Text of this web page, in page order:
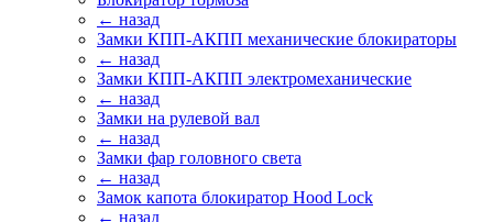
← назад
Замки КПП-АКПП механические блокираторы
← назад
Замки КПП-АКПП электромеханические
← назад
Замки на рулевой вал
← назад
Замки фар головного света
← назад
Замок капота блокиратор Hood Lock
← назад